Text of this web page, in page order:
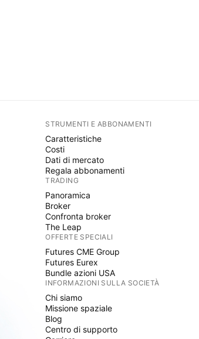
STRUMENTI E ABBONAMENTI
Caratteristiche
Costi
Dati di mercato
Regala abbonamenti
TRADING
Panoramica
Broker
Confronta broker
The Leap
OFFERTE SPECIALI
Futures CME Group
Futures Eurex
Bundle azioni USA
INFORMAZIONI SULLA SOCIETÀ
Chi siamo
Missione spaziale
Blog
Centro di supporto